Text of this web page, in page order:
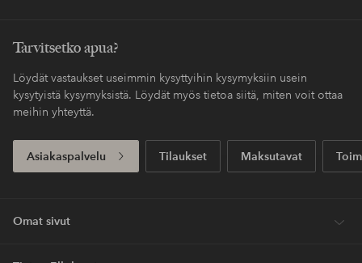
Tarvitsetko apua?
Löydät vastaukset useimmin kysyttyihin kysymyksiin usein
kysytyistä kysymyksistä. Löydät myös tietoa siitä, miten voit ottaa
meihin yhteyttä.
Asiakaspalvelu Tilaukset Maksutavat
Omat sivut